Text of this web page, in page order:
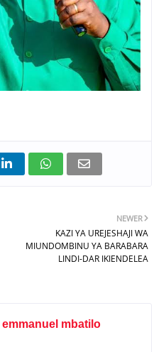
NEWER
KAZI YA UREJESHAJI WA
MIUNDOMBINU YA BARABARA
LINDI-DAR IKIENDELEA
emmanuel mbatilo